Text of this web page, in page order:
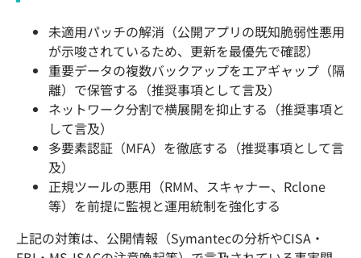
未適用パッチの解消（公開アプリの既知脆弱性悪用
が示唆されているため、更新を最優先で確認）
重要データの複数バックアップをエアギャップ（隔
離）で保管する（推奨事項として言及）
ネットワーク分割で横展開を抑止する（推奨事項と
して言及）
多要素認証（MFA）を徹底する（推奨事項として言
及）
正規ツールの悪用（RMM、スキャナー、Rclone
等）を前提に監視と運用統制を強化する
上記の対策は、公開情報（Symantecの分析やCISA・